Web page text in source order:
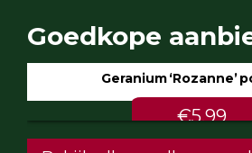
Goedkope
Geranium ‘Rozanne’
€5.99